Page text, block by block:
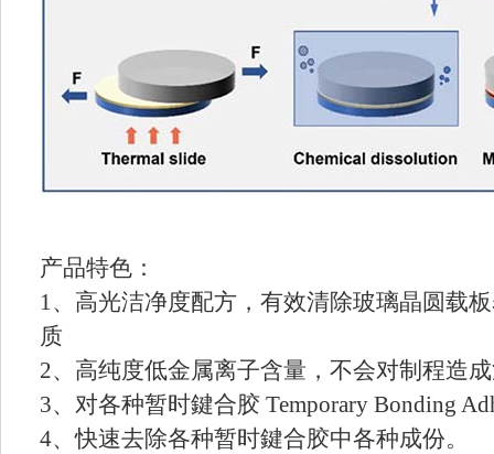
产品特色：
1、高光洁净度配方，有效清除玻璃晶圆载
质
2、高纯度低金属离子含量，不会对制程造
3、对各种暂时鍵合胶 Temporary Bonding
4、快速去除各种暂时鍵合胶中各种成份。